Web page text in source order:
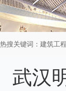
热搜关键词： 建筑工程
武汉